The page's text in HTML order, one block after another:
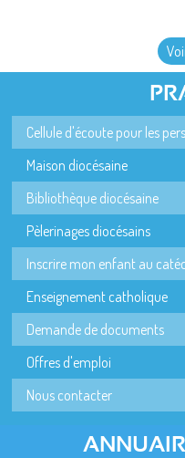
Cellule d'écoute pour les
Maison diocésaine
Bibliothèque diocésaine
Pèlerinages diocésains
Inscrire mon enfant au
Enseignement catholique
Demande de documents
Offres d'emploi
Nous contacter